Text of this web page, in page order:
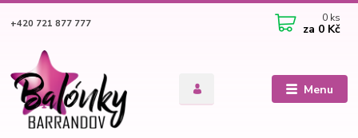
Menu
+420 721 877 777 0 ks
za 0 Kč